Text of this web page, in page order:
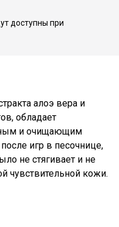
доступны при
алоэ вера и
обладает
и очищающим
игр в песочнице,
не стягивает и не
чувствительной кожи.